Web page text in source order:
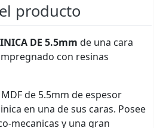
producto
DE 5.5mm de una cara
con resinas
de 5.5mm de espesor
en una de sus caras. Posee
mecanicas y una gran